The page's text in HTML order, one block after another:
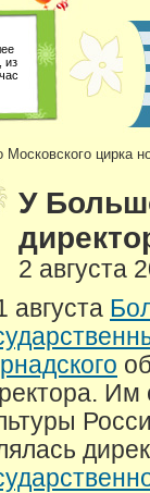
из
цирка
У
2 августа
августа
Им